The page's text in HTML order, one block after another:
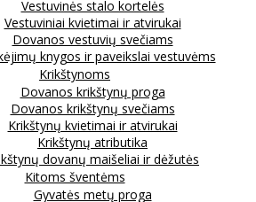
Vestuvinės stalo kortelės
Vestuviniai kvietimai ir atvirukai
Dovanos vestuvių svečiams
knygos ir paveikslai vestuvėms
Krikštynoms
Dovanos krikštynų proga
Dovanos krikštynų svečiams
Krikštynų kvietimai ir atvirukai
Krikštynų atributika
dovanų maišeliai ir dėžutės
Kitoms šventėms
Gyvatės metų proga